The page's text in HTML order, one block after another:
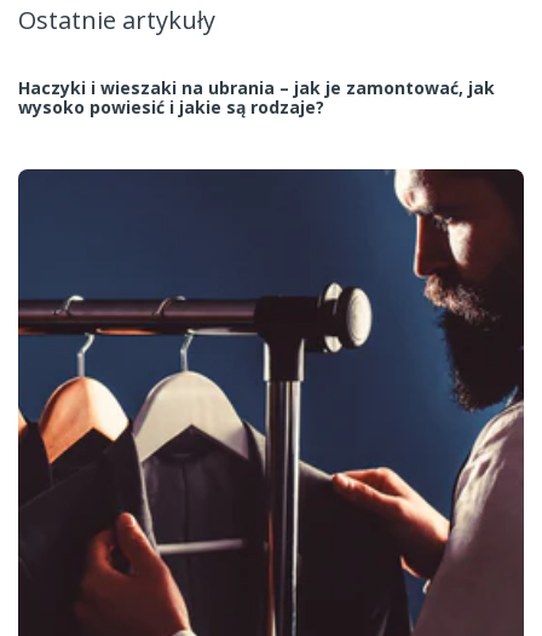
Ostatnie artykuły
Haczyki i wieszaki na ubrania – jak je zamontować, jak
wysoko powiesić i jakie są rodzaje?